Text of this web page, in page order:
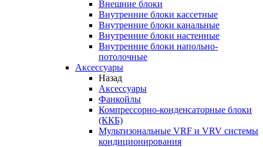
Внешние блоки
Внутренние блоки кассетные
Внутренние блоки канальные
Внутренние блоки настенные
Внутренние блоки напольно-
потолочные
Аксессуары
Назад
Аксессуары
Фанкойлы
Компрессорно-конденсаторные блоки
(ККБ)
Мультизональные VRF и VRV системы
кондиционирования